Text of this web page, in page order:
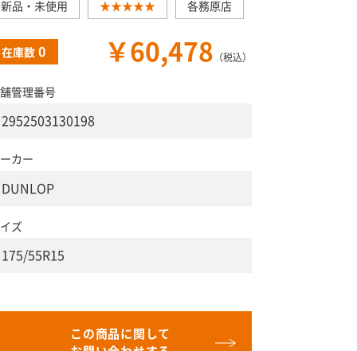
新品・未使用 ★★★★★ 各務原店
在庫数 0 ￥60,478 （税込）
管理番号
2952503130198
カー
DUNLOP
ズ
175/55R15
この商品に関して